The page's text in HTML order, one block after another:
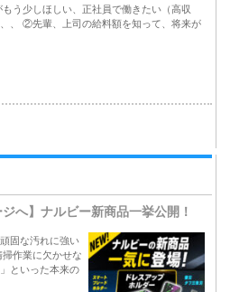
う少しほしい、正社員で働きたい（高収
、 ②先輩、上司の給料額を知って、将来が
へ】ナルビー新商品一挙公開！
固な汚れに強い
作業に欠かせな
といった本来の